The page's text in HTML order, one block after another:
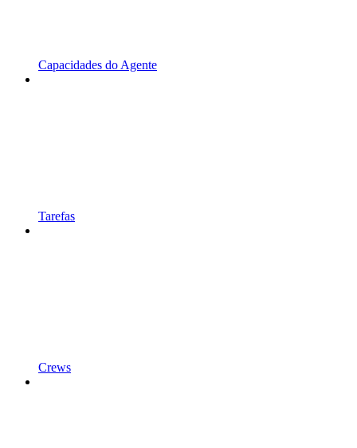
Capacidades do Agente
Tarefas
Crews